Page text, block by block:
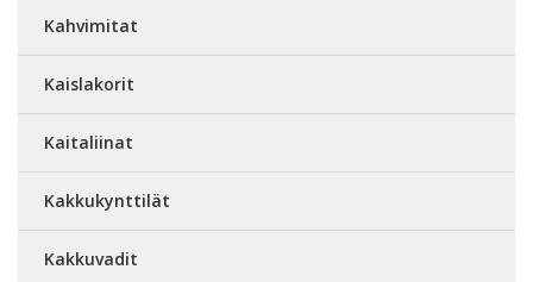
Kahvimitat
Kaislakorit
Kaitaliinat
Kakkukynttilät
Kakkuvadit